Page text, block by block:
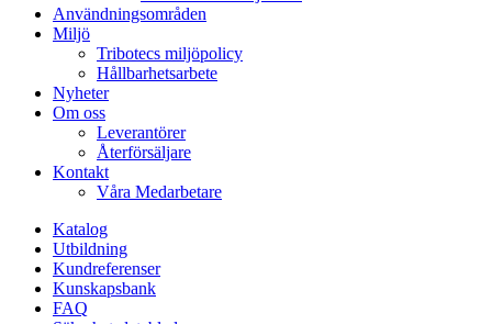
Användningsområden
Miljö
Tribotecs miljöpolicy
Hållbarhetsarbete
Nyheter
Om oss
Leverantörer
Återförsäljare
Kontakt
Våra Medarbetare
Katalog
Utbildning
Kundreferenser
Kunskapsbank
FAQ